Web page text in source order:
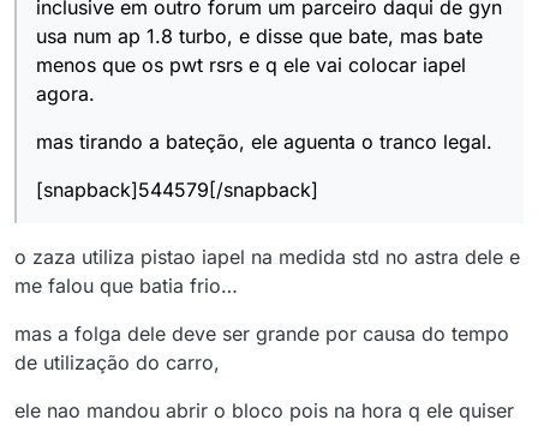
inclusive em outro forum um parceiro daqui de gyn
usa num ap 1.8 turbo, e disse que bate, mas bate
menos que os pwt rsrs e q ele vai colocar iapel
agora.
mas tirando a bateção, ele aguenta o tranco legal.
[snapback]544579[/snapback]
o zaza utiliza pistao iapel na medida std no astra dele e
me falou que batia frio…
mas a folga dele deve ser grande por causa do tempo
de utilização do carro,
ele nao mandou abrir o bloco pois na hora q ele quiser